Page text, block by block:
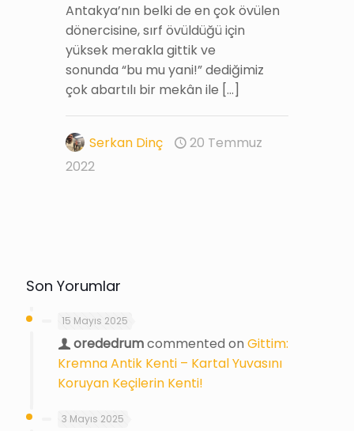
Antakya’nın belki de en çok övülen
dönercisine, sırf övüldüğü için
yüksek merakla gittik ve
sonunda “bu mu yani!” dediğimiz
çok abartılı bir mekân ile […]
Serkan Dinç
20 Temmuz
2022
Son Yorumlar
15 Mayıs 2025
orededrumcommented on Gittim:
Kremna Antik Kenti – Kartal Yuvasını
Koruyan Keçilerin Kenti!
3 Mayıs 2025